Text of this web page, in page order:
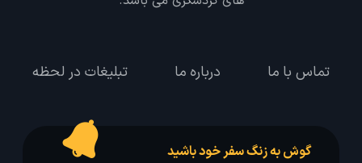
تماس با ما درباره ما تبلیغات در لحظه
گوش به زنگ سفر خود باشید